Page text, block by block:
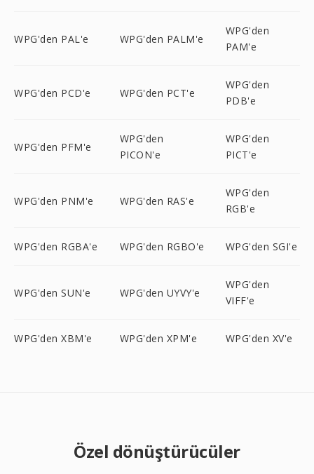
WPG'den PAL'e WPG'den PALM'e
WPG'den
PAM'e
WPG'den PCD'e WPG'den PCT'e
WPG'den
PDB'e
WPG'den PFM'e
WPG'den
PICON'e
WPG'den
PICT'e
WPG'den PNM'e WPG'den RAS'e
WPG'den
RGB'e
WPG'den RGBA'e WPG'den RGBO'e WPG'den SGI'e
WPG'den SUN'e WPG'den UYVY'e
WPG'den
VIFF'e
WPG'den XBM'e WPG'den XPM'e WPG'den XV'e
Özel dönüştürücüler